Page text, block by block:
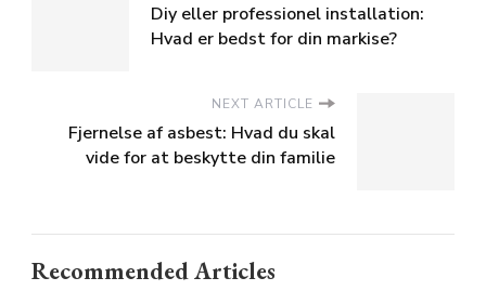
Diy eller professionel installation:
Hvad er bedst for din markise?
NEXT ARTICLE
Fjernelse af asbest: Hvad du skal
vide for at beskytte din familie
Recommended Articles